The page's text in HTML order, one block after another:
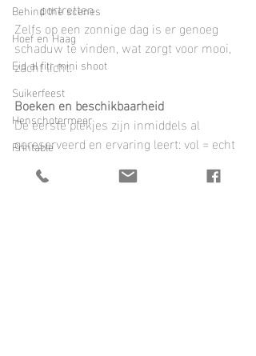
Behind the scenes
Hoef en Haag
Eid al fitr mini shoot
Suikerfeest
Henschotermeer
Printable
Bruidsfotograaf
portretten
Zelfs op een zonnige dag is er genoeg
schaduw te vinden, wat zorgt voor mooi,
zacht licht.
Boeken en beschikbaarheid
De eerste plekjes zijn inmiddels al
gereserveerd en ervaring leert: vol = echt
Wil je zeker zijn van een plekje? Wacht